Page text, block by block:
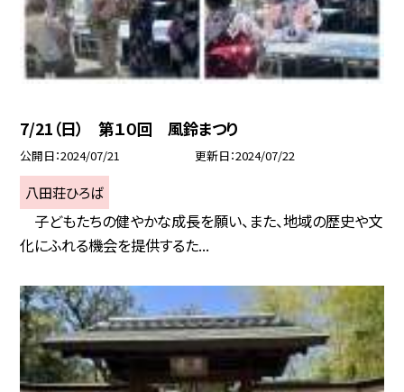
7/21（日） 第１０回 風鈴まつり
公開日 2024/07/21 更新日 2024/07/22
八田荘ひろば
子どもたちの健やかな成長を願い、また、地域の歴史や文
化にふれる機会を提供するた...